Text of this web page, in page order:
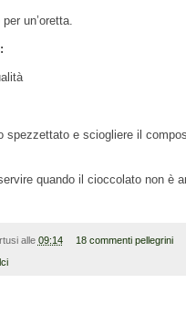
un’oretta.
spezzettato e sciogliere il
quando il cioccolato non è
alle 09:14 18 commenti pellegrini